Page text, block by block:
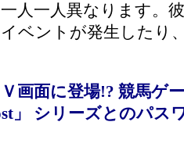
人一人異なります。
ベントが発生したり
画面に登場!? 競馬ゲ
」 シリーズとのパス